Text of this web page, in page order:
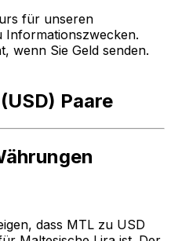
für unseren
Informationszwecken.
wenn Sie Geld senden.
Paare
dass MTL zu USD